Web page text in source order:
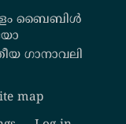
footer
ബൈബിൾ
ഗാനാവലി
map